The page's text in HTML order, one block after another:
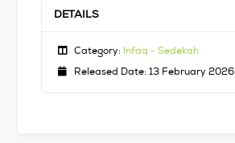
DETAILS
Category: Infaq - Sedekah
Released Date: 13 February 2026